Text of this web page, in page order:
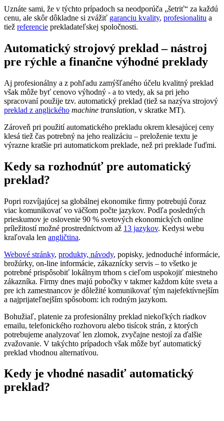
Uznáte sami, že v týchto prípadoch sa neodporúča „šetriť“ za každú
cenu, ale skôr dôkladne si zvážiť garanciu kvality, profesionalitu a
tiež referencie prekladateľskej spoločnosti.
Automatický strojový preklad – nástroj
pre rýchle a finančne výhodné preklady
Aj profesionálny a z pohľadu zamýšľaného účelu kvalitný preklad
však môže byť cenovo výhodný - a to vtedy, ak sa pri jeho
spracovaní použije tzv. automatický preklad (tiež sa nazýva strojový
preklad z anglického machine translation, v skratke MT).
Zároveň pri použití automatického prekladu okrem klesajúcej ceny
klesá tiež čas potrebný na jeho realizáciu – preloženie textu je
výrazne kratšie pri automatickom preklade, než pri preklade ľuďmi.
Kedy sa rozhodnúť pre automatický
preklad?
Popri rozvíjajúcej sa globálnej ekonomike firmy potrebujú čoraz
viac komunikovať vo väčšom počte jazykov. Podľa posledných
prieskumov je oslovenie 90 % svetových ekonomických online
príležitostí možné prostredníctvom až 13 jazykov. Kedysi webu
kraľovala len angličtina.
Webové stránky, produkty, návody, popisky, jednoduché informácie,
brožúrky, on-line informácie, zákaznícky servis – to všetko je
potrebné prispôsobiť lokálnym trhom s cieľom uspokojiť miestneho
zákazníka. Firmy dnes majú pobočky v takmer každom kúte sveta a
pre ich zamestnancov je dôležité komunikovať tým najefektívnejším
a najprijateľnejším spôsobom: ich rodným jazykom.
Bohužiaľ, platenie za profesionálny preklad niekoľkých riadkov
emailu, telefonického rozhovoru alebo tisícok strán, z ktorých
potrebujeme analyzovať len zlomok, zvyčajne nestojí za ďalšie
zvažovanie. V takýchto prípadoch však môže byť automatický
preklad vhodnou alternatívou.
Kedy je vhodné nasadiť automatický
preklad?